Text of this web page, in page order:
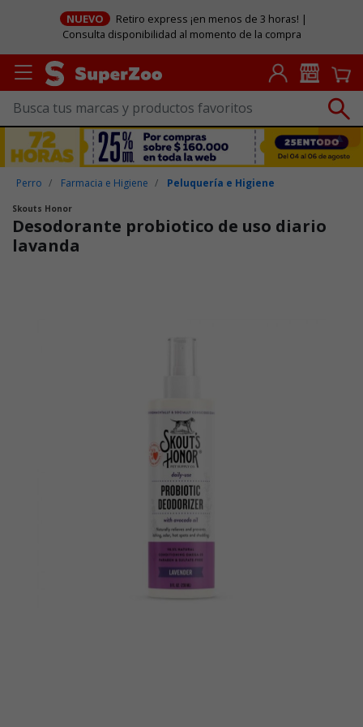
NUEVO
Retiro express ¡en menos de 3 horas! |
Consulta disponibilidad al momento de la compra
Perro Farmacia e Higiene Peluquería e Higiene
Skouts Honor
Desodorante probiotico de uso diario
lavanda